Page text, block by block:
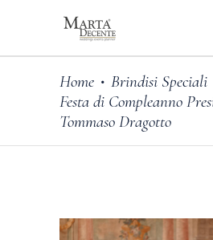
Home • Brindisi Speciali
Festa di Compleanno
Tommaso Dragotto